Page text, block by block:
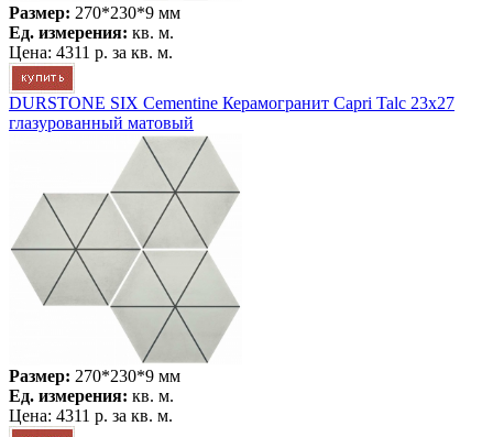
Размер: 270*230*9 мм
Ед. измерения: кв. м.
Цена: 4311 р. за кв. м.
DURSTONE SIX Cementine Керамогранит Capri Talc 23x27
глазурованный матовый
Размер: 270*230*9 мм
Ед. измерения: кв. м.
Цена: 4311 р. за кв. м.